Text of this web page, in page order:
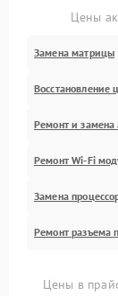
Цены
Замена матрицы
Восстановление
Ремонт и замена
Ремонт Wi-Fi
Замена
Ремонт разъема
Цены в